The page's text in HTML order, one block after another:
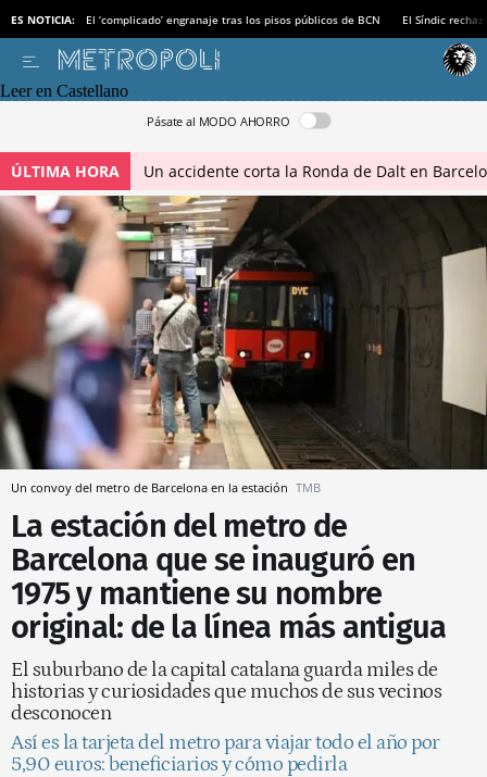
ES NOTICIA: El ‘complicado’ engranaje tras los pisos públicos de BCN El Síndic
Leer en Castellano
Pásate al MODO AHORRO
ÚLTIMA HORA Un accidente corta la Ronda de Dalt en
Un convoy del metro de Barcelona en la estación TMB
La estación del metro de
Barcelona que se inauguró en
1975 y mantiene su nombre
original: de la línea más antigua
El suburbano de la capital catalana guarda miles de
historias y curiosidades que muchos de sus vecinos
desconocen
Así es la tarjeta del metro para viajar todo el año por
5,90 euros: beneficiarios y cómo pedirla